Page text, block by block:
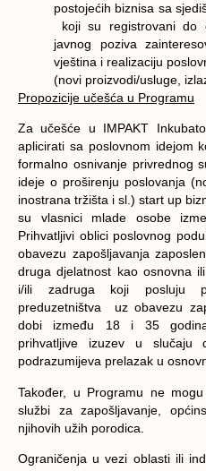
postojećih biznisa sa
koji su registrovani do
javnog poziva
vještina i realizaciju
(novi proizvodi/usluge,
Propozicije učešća u Programu
Za učešće u IMPAKT
aplicirati sa poslovnom idejom
formalno osnivanje privrednog
ideje o proširenju poslovanja
inostrana tržišta i sl.) start up
su vlasnici mlade osobe
Prihvatljivi oblici poslovnog
obavezu zapošljavanja
druga djelatnost kao osnovna
i/ili zadruga koji posluju
preduzetništva uz obavezu
dobi između 18 i 35
prihvatljive izuzev u slučaju
podrazumijeva prelazak u
Također, u Programu ne
službi za zapošljavanje,
njihovih užih porodica.
Ograničenja u vezi oblasti ili